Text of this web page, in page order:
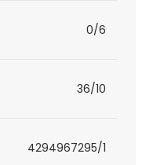
0/6
36/10
4294967295/1